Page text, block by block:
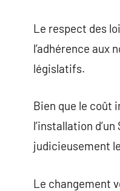
Le respect des
l’adhérence aux
législatifs.
Bien que le coût
l’installation
judicieusement
Le changement